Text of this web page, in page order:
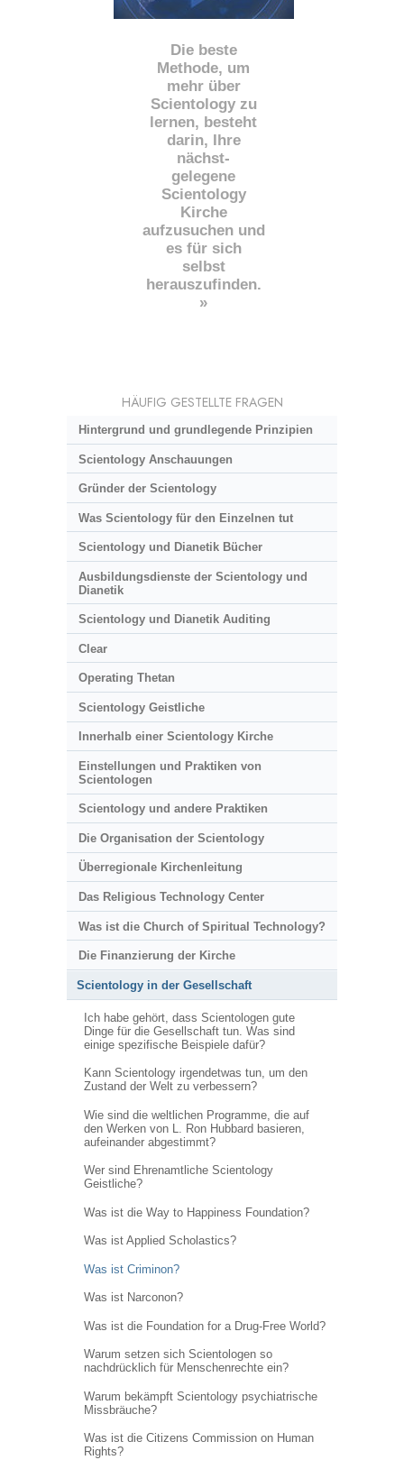
Die beste
Methode, um
mehr über
Scientology zu
lernen, besteht
darin, Ihre
nächst-
gelegene
Scientology
Kirche
aufzusuchen und
es für sich
selbst
herauszufinden.
»
HÄUFIG GESTELLTE FRAGEN
Hintergrund und grundlegende Prinzipien
Scientology Anschauungen
Gründer der Scientology
Was Scientology für den Einzelnen tut
Scientology und Dianetik Bücher
Ausbildungsdienste der Scientology und
Dianetik
Scientology und Dianetik Auditing
Clear
Operating Thetan
Scientology Geistliche
Innerhalb einer Scientology Kirche
Einstellungen und Praktiken von
Scientologen
Scientology und andere Praktiken
Die Organisation der Scientology
Überregionale Kirchenleitung
Das Religious Technology Center
Was ist die Church of Spiritual Technology?
Die Finanzierung der Kirche
Scientology in der Gesellschaft
Ich habe gehört, dass Scientologen gute
Dinge für die Gesellschaft tun. Was sind
einige spezifische Beispiele dafür?
Kann Scientology irgendetwas tun, um den
Zustand der Welt zu verbessern?
Wie sind die weltlichen Programme, die auf
den Werken von L. Ron Hubbard basieren,
aufeinander abgestimmt?
Wer sind Ehrenamtliche Scientology
Geistliche?
Was ist die Way to Happiness Foundation?
Was ist Applied Scholastics?
Was ist Criminon?
Was ist Narconon?
Was ist die Foundation for a Drug-Free World?
Warum setzen sich Scientologen so
nachdrücklich für Menschenrechte ein?
Warum bekämpft Scientology psychiatrische
Missbräuche?
Was ist die Citizens Commission on Human
Rights?